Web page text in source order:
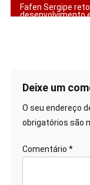
deFafen Sergipe
desenvolvimento
Deixe um
O seu endereço
obrigatórios são
Comentário *